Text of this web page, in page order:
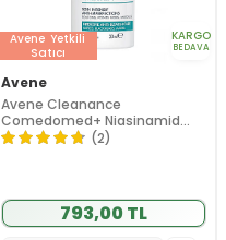
Avene Yetkili
Satıcı
KARGO
BEDAVA
Avene
Avene Cleanance
Comedomed+ Niasinamid
İçeren Yoğun Bakım Kremi 30
(2)
793,00 TL